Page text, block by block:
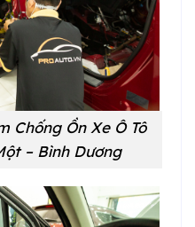
Chống Ồn Xe Ô Tô
– Bình Dương